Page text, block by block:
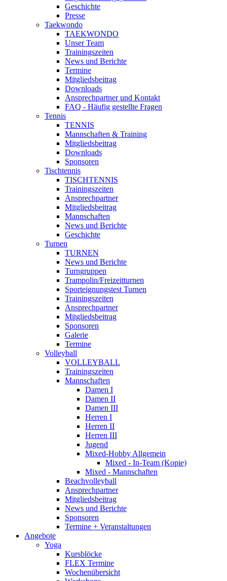
Geschichte
Presse
Taekwondo
TAEKWONDO
Unser Team
Trainingszeiten
News und Berichte
Termine
Mitgliedsbeitrag
Downloads
Ansprechpartner und Kontakt
FAQ - Häufig gestellte Fragen
Tennis
TENNIS
Mannschaften & Training
Mitgliedsbeitrag
Downloads
Sponsoren
Tischtennis
TISCHTENNIS
Trainingszeiten
Ansprechpartner
Mitgliedsbeitrag
Mannschaften
News und Berichte
Geschichte
Turnen
TURNEN
News und Berichte
Turngruppen
Trampolin/Freizeitturnen
Sporteignungstest Turnen
Trainingszeiten
Ansprechpartner
Mitgliedsbeitrag
Sponsoren
Galerie
Termine
Volleyball
VOLLEYBALL
Trainingszeiten
Mannschaften
Damen I
Damen II
Damen III
Herren I
Herren II
Herren III
Jugend
Mixed-Hobby Allgemein
Mixed - In-Team (Kopie)
Mixed - Mannschaften
Beachvolleyball
Ansprechpartner
Mitgliedsbeitrag
News und Berichte
Sponsoren
Termine + Veranstaltungen
Angebote
Yoga
Kursblöcke
FLEX Termine
Wochenübersicht